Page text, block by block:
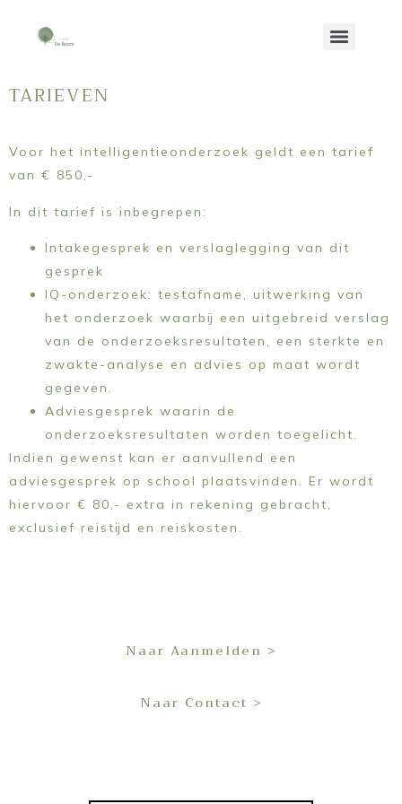
TARIEVEN
Voor het intelligentieonderzoek geldt een tarief
van € 850,-
In dit tarief is inbegrepen:
Intakegesprek en verslaglegging van dit
gesprek
IQ-onderzoek: testafname, uitwerking van
het onderzoek waarbij een uitgebreid verslag
van de onderzoeksresultaten, een sterkte en
zwakte-analyse en advies op maat wordt
gegeven.
Adviesgesprek waarin de
onderzoeksresultaten worden toegelicht.
Indien gewenst kan er aanvullend een
adviesgesprek op school plaatsvinden. Er wordt
hiervoor € 80,- extra in rekening gebracht,
exclusief reistijd en reiskosten.
Naar Aanmelden >
Naar Contact >